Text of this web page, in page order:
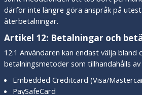
därför inte längre göra anspråk på
återbetalningar.
Artikel 12: Betalningar och
12.1 Användaren kan endast välja bland
betalningsmetoder som tillhandahålls
Embedded Creditcard (Visa/
PaySafeCard